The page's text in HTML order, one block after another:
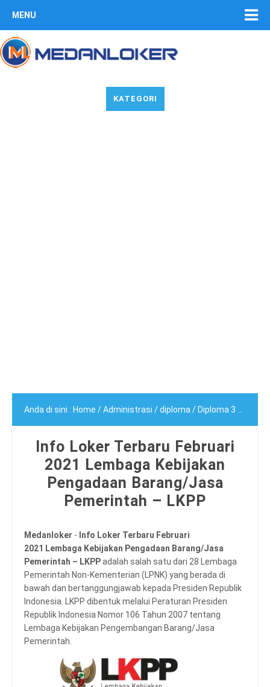
MENU
KATEGORI
Anda di sini : Home /Administrasi /diploma / Diploma 3
Info Loker Terbaru Februari
2021 Lembaga Kebijakan
Pengadaan Barang/Jasa
Pemerintah – LKPP
Medanloker - Info Loker Terbaru Februari
2021 Lembaga Kebijakan Pengadaan Barang/Jasa
Pemerintah – LKPPadalah salah satu dari 28 Lembaga
Pemerintah Non-Kementerian (LPNK) yang berada di
bawah dan bertanggungjawab kepada Presiden Republik
Indonesia. LKPP dibentuk melalui Peraturan Presiden
Republik Indonesia Nomor 106 Tahun 2007 tentang
Lembaga Kebijakan Pengembangan Barang/Jasa
Pemerintah.